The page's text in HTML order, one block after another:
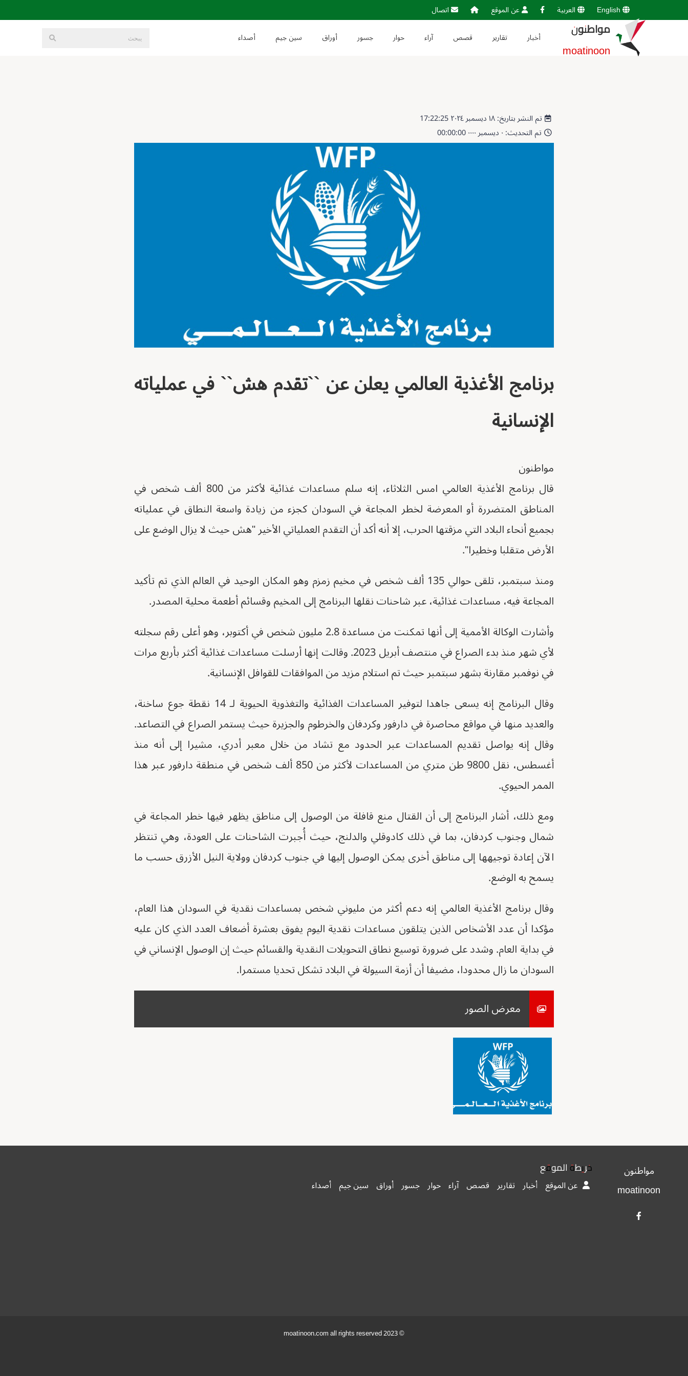
English العربية عن الموقع اتصال
مواطنون
moatinoon
أخبار تقارير قصص آراء حوار جسور أوراق سين جيم أصداء
تم النشر بتاريخ: ١٨ ديسمبر ٢٠٢٤ 17:22:25
تم التحديث: ٠ ديسمبر ٠٠٠٠ 00:00:00
برنامج الأغذية العالمي يعلن عن ``تقدم هش`` في عملياته
الإنسانية
مواطنون
قال برنامج الأغذية العالمي امس الثلاثاء، إنه سلم مساعدات غذائية لأكثر من 800 ألف شخص في
المناطق المتضررة أو المعرضة لخطر المجاعة في السودان كجزء من زيادة واسعة النطاق في عملياته
بجميع أنحاء البلاد التي مزقتها الحرب، إلا أنه أكد أن التقدم العملياتي الأخير "هش حيث لا يزال الوضع على
الأرض متقلبا وخطيرا".
ومنذ سبتمبر، تلقى حوالي 135 ألف شخص في مخيم زمزم وهو المكان الوحيد في العالم الذي تم تأكيد
المجاعة فيه، مساعدات غذائية، عبر شاحنات نقلها البرنامج إلى المخيم وقسائم أطعمة محلية المصدر.
وأشارت الوكالة الأممية إلى أنها تمكنت من مساعدة 2.8 مليون شخص في أكتوبر، وهو أعلى رقم سجلته
لأي شهر منذ بدء الصراع في منتصف أبريل 2023. وقالت إنها أرسلت مساعدات غذائية أكثر بأربع مرات
في نوفمبر مقارنة بشهر سبتمبر حيث تم استلام مزيد من الموافقات للقوافل الإنسانية.
وقال البرنامج إنه يسعى جاهدا لتوفير المساعدات الغذائية والتغذوية الحيوية لـ 14 نقطة جوع ساخنة،
والعديد منها في مواقع محاصرة في دارفور وكردفان والخرطوم والجزيرة حيث يستمر الصراع في التصاعد.
وقال إنه يواصل تقديم المساعدات عبر الحدود مع تشاد من خلال معبر أدري، مشيرا إلى أنه منذ
أغسطس، نقل 9800 طن متري من المساعدات لأكثر من 850 ألف شخص في منطقة دارفور عبر هذا
الممر الحيوي.
ومع ذلك، أشار البرنامج إلى أن القتال منع قافلة من الوصول إلى مناطق يظهر فيها خطر المجاعة في
شمال وجنوب كردفان، بما في ذلك كادوقلي والدلنج، حيث أُجبرت الشاحنات على العودة، وهي تنتظر
الآن إعادة توجيهها إلى مناطق أخرى يمكن الوصول إليها في جنوب كردفان وولاية النيل الأزرق حسب ما
يسمح به الوضع.
وقال برنامج الأغذية العالمي إنه دعم أكثر من مليوني شخص بمساعدات نقدية في السودان هذا العام،
مؤكدا أن عدد الأشخاص الذين يتلقون مساعدات نقدية اليوم يفوق بعشرة أضعاف العدد الذي كان عليه
في بداية العام. وشدد على ضرورة توسيع نطاق التحويلات النقدية والقسائم حيث إن الوصول الإنساني في
السودان ما زال محدودا، مضيفا أن أزمة السيولة في البلاد تشكل تحديا مستمرا.
معرض الصور
مواطنون
moatinoon
خريطة الموقع
عن الموقع أخبار تقارير قصص آراء حوار جسور أوراق سين جيم أصداء
© 2023 moatinoon.com all rights reserved